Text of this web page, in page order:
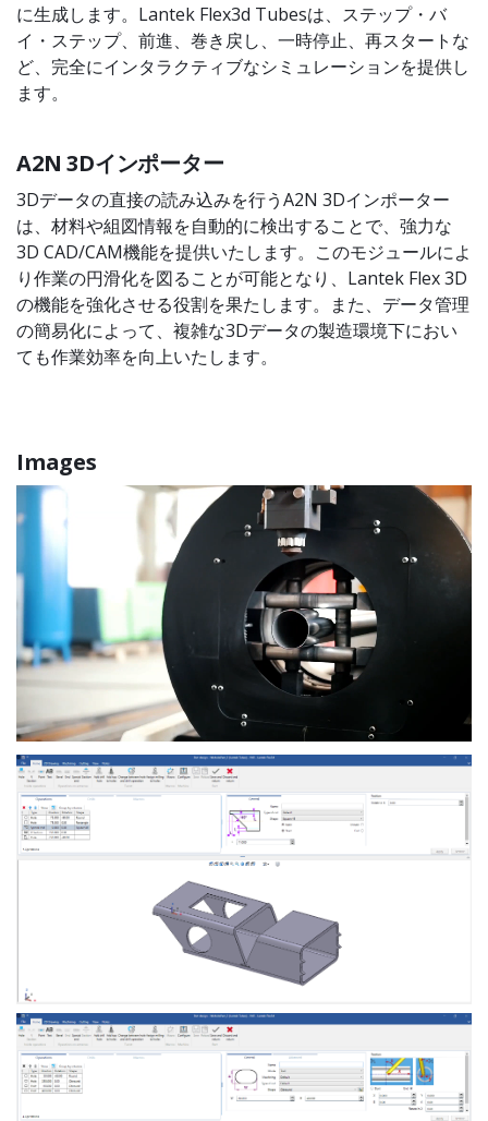
に生成します。Lantek Flex3d Tubesは、ステップ・バ
イ・ステップ、前進、巻き戻し、一時停止、再スタートな
ど、完全にインタラクティブなシミュレーションを提供し
ます。
A2N 3Dインポーター
3Dデータの直接の読み込みを行うA2N 3Dインポーター
は、材料や組図情報を自動的に検出することで、強力な
3D CAD/CAM機能を提供いたします。このモジュールによ
り作業の円滑化を図ることが可能となり、Lantek Flex 3D
の機能を強化させる役割を果たします。また、データ管理
の簡易化によって、複雑な3Dデータの製造環境下におい
ても作業効率を向上いたします。
Images